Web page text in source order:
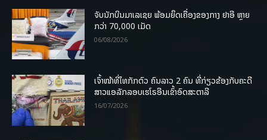
ຈັບນັກບິນມາເລເຊຍ ພ້ອມຍຶດເຄື່ອງຂອງກາງ ຢາອີ ຫຼາຍ
ກວ່າ 70,000 ເມັດ
06/08/2026
ເຈົ້າໜ້າທີ່ໄທກັກຕົວ ຄົນລາວ 2 ຄົນ ທີ່ກ່ຽວຂ້ອງກັບຄະດີ
ສາວແອລັກລອບເຮໂຣອີນເຂົ້າອົດສະຕາລີ
16/07/2026